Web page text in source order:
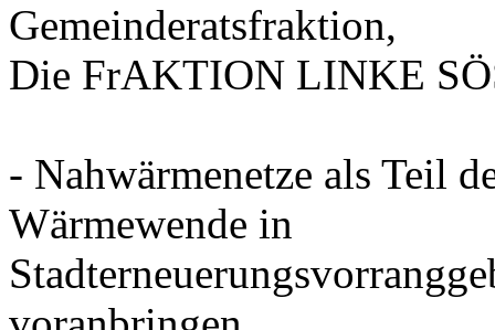
Gemeinderatsfraktion,
Die FrAKTION LINKE
- Nahwärmenetze als Teil
Wärmewende in